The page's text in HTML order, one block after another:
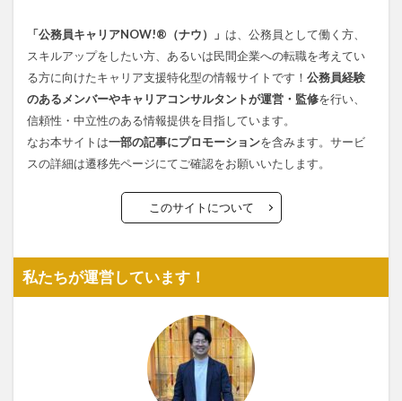
「公務員キャリアNOW!®（ナウ）」 は、公務員として働く方、
スキルアップをしたい方、あるいは民間企業への転職を考えてい
る方に向けたキャリア支援特化型の情報サイトです！ 公務員経験
のあるメンバーやキャリアコンサルタントが運営・監修を行い、
信頼性・中立性のある情報提供を目指しています。
なお本サイトは一部の記事にプロモーションを含みます。サービ
スの詳細は遷移先ページにてご確認をお願いいたします。
このサイトについて
私たちが運営しています！